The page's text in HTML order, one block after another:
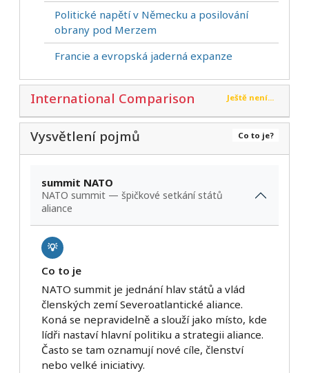
Politické napětí v Německu a posilování
obrany pod Merzem
Francie a evropská jaderná expanze
Ještě není...
International Comparison
Co to je?
Vysvětlení pojmů
summit NATO
NATO summit — špičkové setkání států
aliance
💡
Co to je
NATO summit je jednání hlav států a vlád
členských zemí Severoatlantické aliance.
Koná se nepravidelně a slouží jako místo, kde
lídři nastaví hlavní politiku a strategii aliance.
Často se tam oznamují nové cíle, členství
nebo velké iniciativy.